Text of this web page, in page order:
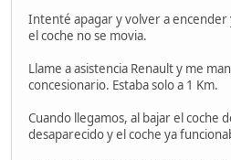
Intenté apagar y volver a encender
el coche no se movia.
Llame a asistencia Renault y me
concesionario. Estaba solo a 1 Km.
Cuando llegamos, al bajar el coche
desaparecido y el coche ya